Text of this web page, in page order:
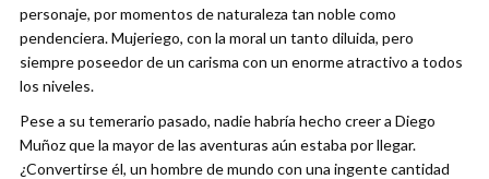
personaje, por momentos de naturaleza tan noble como
pendenciera. Mujeriego, con la moral un tanto diluida, pero
siempre poseedor de un carisma con un enorme atractivo a todos
los niveles.
Pese a su temerario pasado, nadie habría hecho creer a Diego
Muñoz que la mayor de las aventuras aún estaba por llegar.
¿Convertirse él, un hombre de mundo con una ingente cantidad